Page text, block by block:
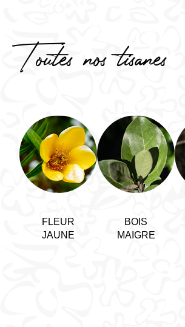
Toutes nos tisanes
FLEUR
JAUNE
BOIS
MAIGRE